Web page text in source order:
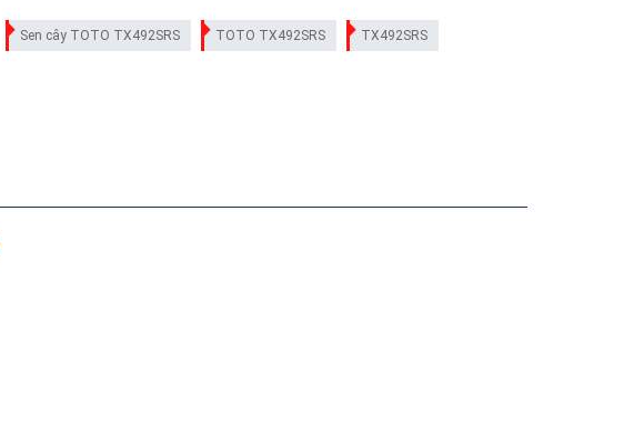
Sen cây TOTO TX492SRS TOTO TX492SRS TX492SRS